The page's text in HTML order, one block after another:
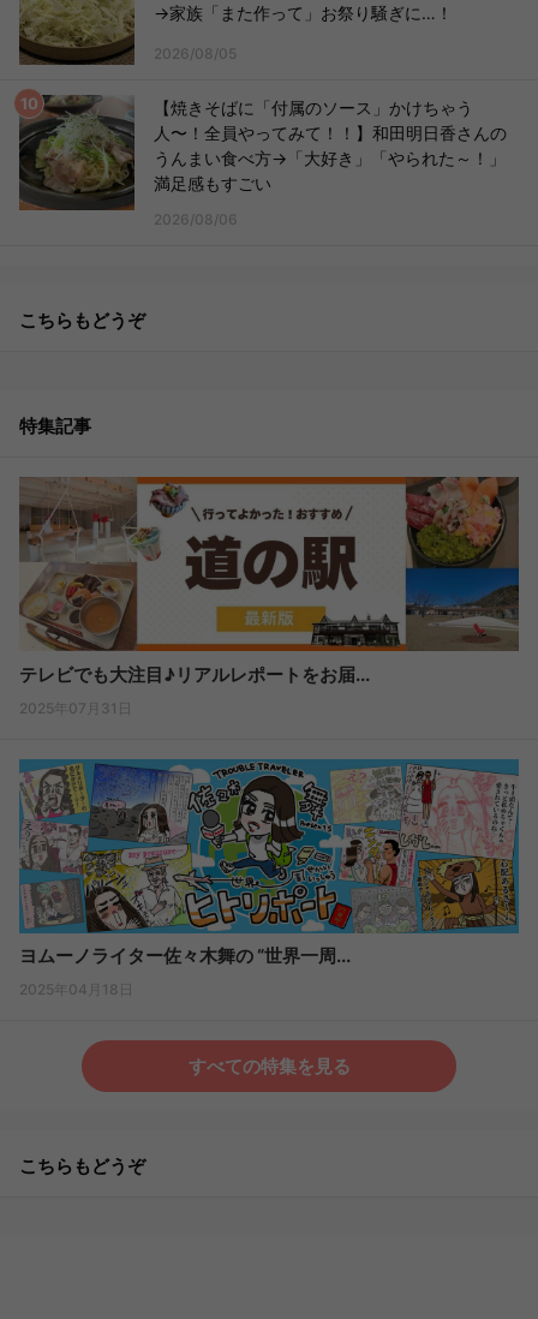
→家族「また作って」お祭り騒ぎに…！
2026/08/05
【焼きそばに「付属のソース」かけちゃう
人〜！全員やってみて！！】和田明日香さんの
うんまい食べ方→「大好き」「やられた～！」
満足感もすごい
2026/08/06
こちらもどうぞ
特集記事
テレビでも大注目♪リアルレポートをお届...
2025年07月31日
ヨムーノライター佐々木舞の “世界一周...
2025年04月18日
すべての特集を見る
こちらもどうぞ